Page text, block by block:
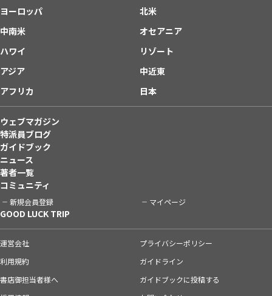
ヨーロッパ
北米
中南米
オセアニア
ハワイ
リゾート
アジア
中近東
アフリカ
日本
ウェブマガジン
特派員ブログ
ガイドブック
ニュース
著者一覧
コミュニティ
新規会員登録 マイページ
GOOD LUCK TRIP
運営会社
プライバシーポリシー
利用規約
ガイドライン
書店御担当者様へ
ガイドブックに投稿する